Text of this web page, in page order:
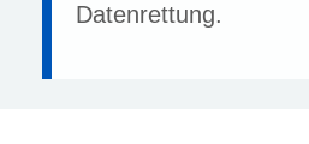
Datenrettung.